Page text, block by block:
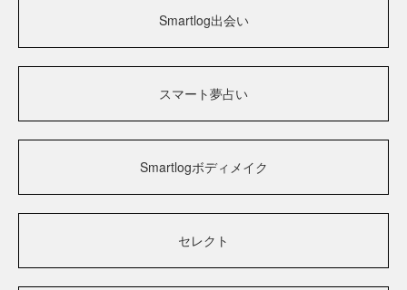
Smartlog出会い
スマート夢占い
Smartlogボディメイク
セレクト